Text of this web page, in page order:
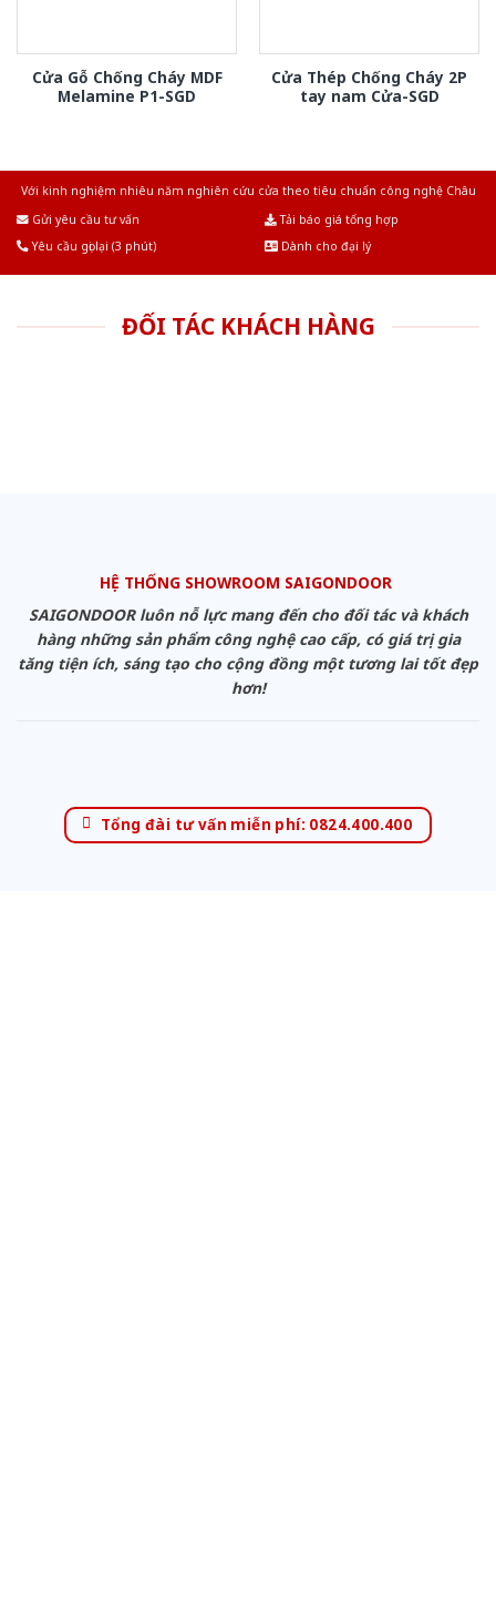
Cửa Gỗ Chống Cháy MDF
Melamine P1-SGD
Cửa Thép Chống Cháy 2P
tay nam Cửa-SGD
Với kinh nghiệm nhiêu năm nghiên cứu cửa theo tiêu chuẩn công nghệ Châu
Gửi yêu cầu tư vấn
Tải báo giá tổng hợp
Yêu cầu gọi lại (3 phút)
Dành cho đại lý
ĐỐI TÁC KHÁCH HÀNG
HỆ THỐNG SHOWROOM SAIGONDOOR
SAIGONDOOR luôn nỗ lực mang đến cho đối tác và khách
hàng những sản phẩm công nghệ cao cấp, có giá trị gia
tăng tiện ích, sáng tạo cho cộng đồng một tương lai tốt đẹp
hơn!
Tổng đài tư vấn miễn phí: 0824.400.400